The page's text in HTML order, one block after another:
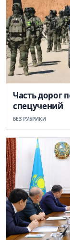
Часть дорог
спецучений
БЕЗ РУБРИКИ